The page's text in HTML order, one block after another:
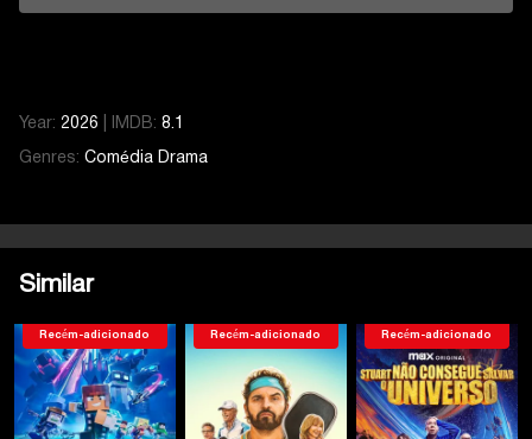
Year: 2026 IMDB: 8.1
Genres: Comédia Drama
Serie 1
Serie 4
Serie 5
Serie 6
Serie 7
Temporada 1
Similar
Recém-adicionado Recém-adicionado Recém-adicionado